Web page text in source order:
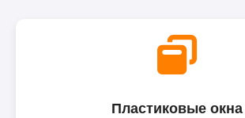
Пластиковые окна